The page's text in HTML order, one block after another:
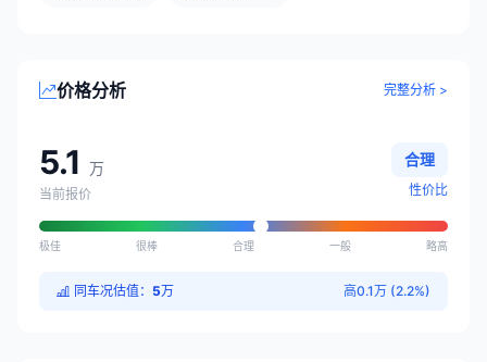
价格分析 完整分析 >
5.1 万
当前报价
合理
性价比
极佳 很棒 合理 一般 略高
同车况估值： 5万 高0.1万 (2.2%)